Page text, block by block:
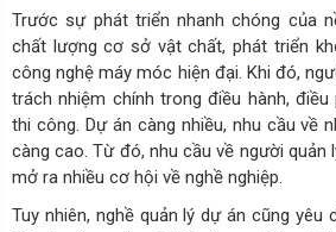
Trước sự phát triển nhanh chóng của
chất lượng cơ sở vật chất, phát triển
công nghệ máy móc hiện đại. Khi đó,
trách nhiệm chính trong điều hành,
thi công. Dự án càng nhiều, nhu cầu về
càng cao. Từ đó, nhu cầu về người quản
mở ra nhiều cơ hội về nghề nghiệp.
Tuy nhiên, nghề quản lý dự án cũng yêu